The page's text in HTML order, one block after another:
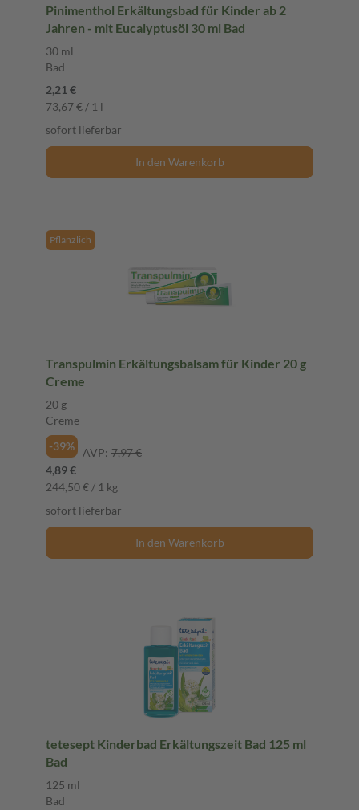
Pinimenthol Erkältungsbad für Kinder ab 2
Jahren - mit Eucalyptusöl 30 ml Bad
30 ml
Bad
2,21 €
73,67 € / 1 l
sofort lieferbar
In den Warenkorb
Pflanzlich
Transpulmin Erkältungsbalsam für Kinder 20 g
Creme
20 g
Creme
-39%
AVP: 7,97 €
4,89 €
244,50 € / 1 kg
sofort lieferbar
In den Warenkorb
tetesept Kinderbad Erkältungszeit Bad 125 ml
Bad
125 ml
Bad